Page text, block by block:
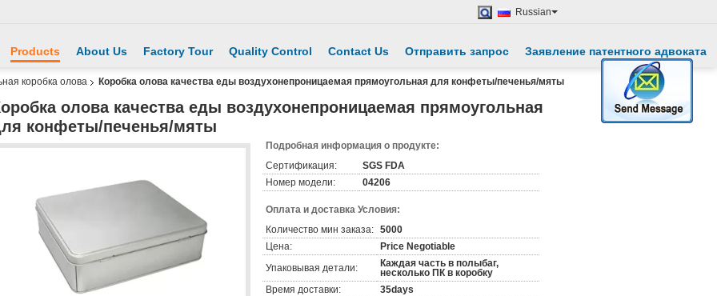
Russian
Products About Us Factory Tour Quality Control Contact Us Отправить запрос Заявление патентного адвоката
коробка олова Коробка олова качества еды воздухонепроницаемая прямоугольная для конфеты/печенья/мяты
олова качества еды воздухонепроницаемая прямоугольная
конфеты/печенья/мяты
Подробная информация о продукте:
Сертификация:
SGS FDA
Номер модели:
04206
Оплата и доставка Условия:
Количество мин заказа: 5000
Цена:
Price Negotiable
Упаковывая детали:
Каждая часть в полыбаг,
несколько ПК в коробку
Время доставки:
35days